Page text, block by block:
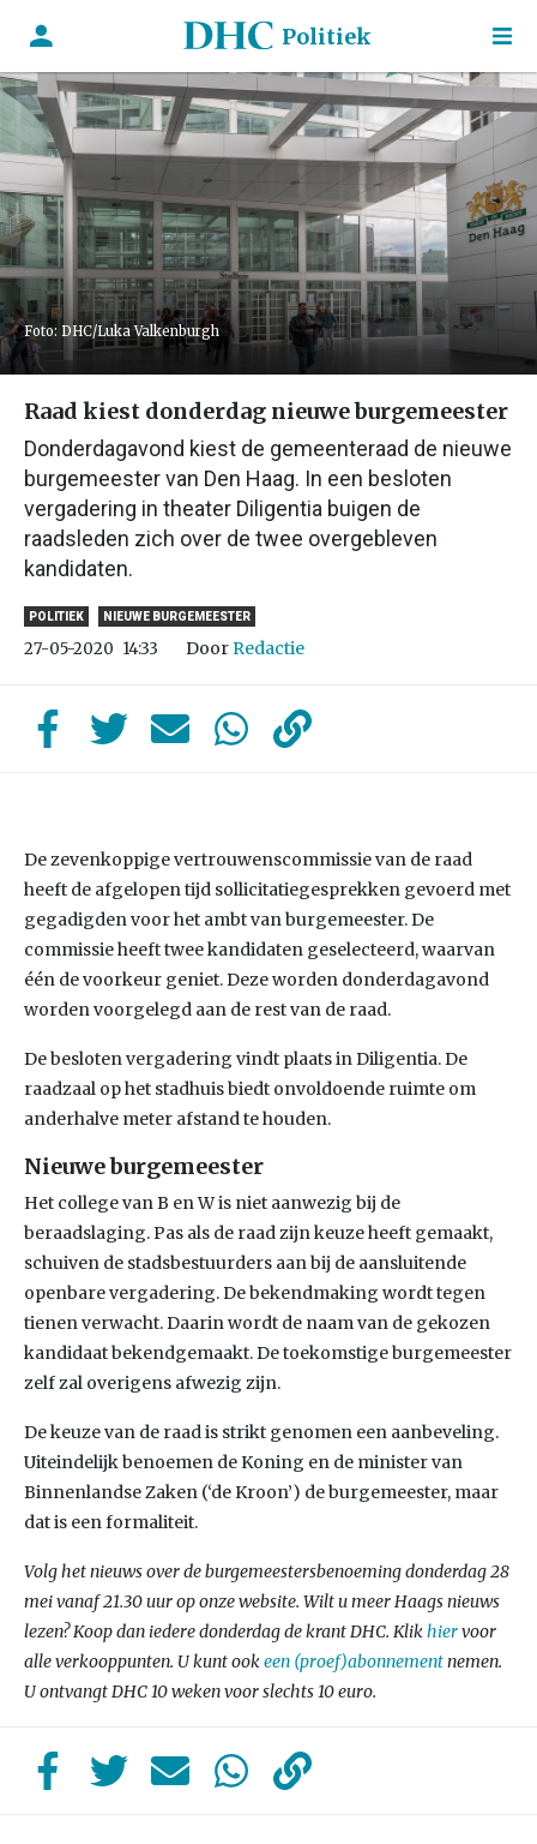
Politiek
Foto: DHC/Luka Valkenburgh
Raad kiest donderdag nieuwe burgemeester
Donderdagavond kiest de gemeenteraad de nieuwe
burgemeester van Den Haag. In een besloten
vergadering in theater Diligentia buigen de
raadsleden zich over de twee overgebleven
kandidaten.
POLITIEK NIEUWE BURGEMEESTER
27-05-2020 14:33 DoorRedactie
De zevenkoppige vertrouwenscommissie van de raad
heeft de afgelopen tijd sollicitatiegesprekken gevoerd met
gegadigden voor het ambt van burgemeester. De
commissie heeft twee kandidaten geselecteerd, waarvan
één de voorkeur geniet. Deze worden donderdagavond
worden voorgelegd aan de rest van de raad.
De besloten vergadering vindt plaats in Diligentia. De
raadzaal op het stadhuis biedt onvoldoende ruimte om
anderhalve meter afstand te houden.
Nieuwe burgemeester
Het college van B en W is niet aanwezig bij de
beraadslaging. Pas als de raad zijn keuze heeft gemaakt,
schuiven de stadsbestuurders aan bij de aansluitende
openbare vergadering. De bekendmaking wordt tegen
tienen verwacht. Daarin wordt de naam van de gekozen
kandidaat bekendgemaakt. De toekomstige burgemeester
zelf zal overigens afwezig zijn.
De keuze van de raad is strikt genomen een aanbeveling.
Uiteindelijk benoemen de Koning en de minister van
Binnenlandse Zaken (‘de Kroon’) de burgemeester, maar
dat is een formaliteit.
Volg het nieuws over de burgemeestersbenoeming donderdag 28
mei vanaf 21.30 uur op onze website. Wilt u meer Haags nieuws
lezen? Koop dan iedere donderdag de krant DHC. Klikhiervoor
alle verkooppunten. U kunt ookeen (proef)abonnementnemen.
U ontvangt DHC 10 weken voor slechts 10 euro.